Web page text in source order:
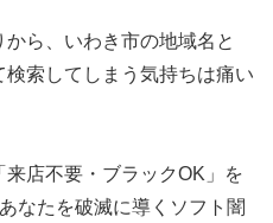
ら、いわき市の地域名と
検索してしまう気持ちは痛い
店不要・ブラックOK」を
なたを破滅に導くソフト闇